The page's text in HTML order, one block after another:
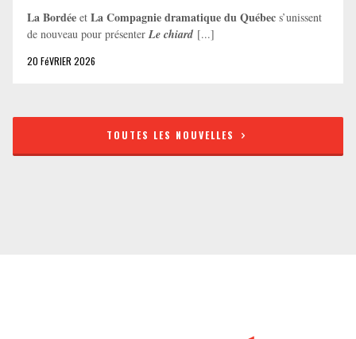
La Bordée et La Compagnie dramatique du Québec s’unissent
de nouveau pour présenter Le chiard [...]
20 FéVRIER 2026
TOUTES LES NOUVELLES